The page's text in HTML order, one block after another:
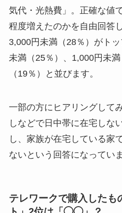
気代・光熱費」。正確な値
程度増えたのかを自由回答
3,000円未満（28％）がト
未満（25％）、1,000円未
（19％）と並びます。
一部の方にヒアリングして
しなどで日中帯に在宅しな
し、家族が在宅している家
ないという回答になってい
テレワークで購入したも